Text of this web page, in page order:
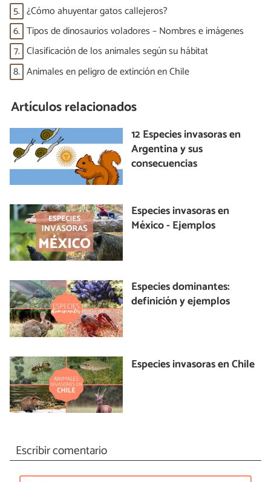
5. ¿Cómo ahuyentar gatos callejeros?
6. Tipos de dinosaurios voladores – Nombres e imágenes
7. Clasificación de los animales según su hábitat
8. Animales en peligro de extinción en Chile
Artículos relacionados
12 Especies invasoras en
Argentina y sus
consecuencias
Especies invasoras en
México - Ejemplos
Especies dominantes:
definición y ejemplos
Especies invasoras en Chile
Escribir comentario